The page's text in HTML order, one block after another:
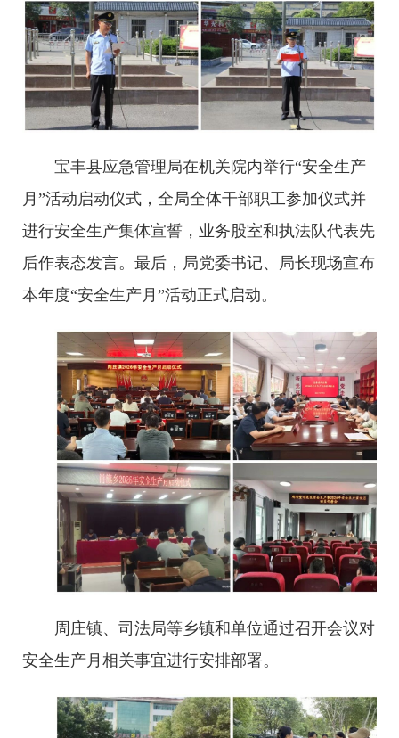
宝丰县应急管理局在机关院内举行“安全生产
月”活动启动仪式，全局全体干部职工参加仪式并
进行安全生产集体宣誓，业务股室和执法队代表先
后作表态发言。最后，局党委书记、局长现场宣布
本年度“安全生产月”活动正式启动。
周庄镇、司法局等乡镇和单位通过召开会议对
安全生产月相关事宜进行安排部署。